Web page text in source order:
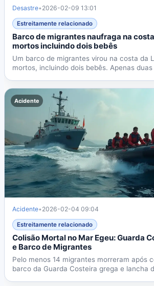
Desastre• 2026-02-09 13:01
Estreitamente relacionado
Barco de migrantes naufraga na
mortos incluindo dois bebês
Um barco de migrantes virou na costa da
mortos, incluindo dois bebês. Apenas
Acidente
Acidente• 2026-02-04 09:04
Estreitamente relacionado
Colisão Mortal no Mar Egeu: Guarda
e Barco de Migrantes
Pelo menos 14 migrantes morreram após
barco da Guarda Costeira grega e lancha